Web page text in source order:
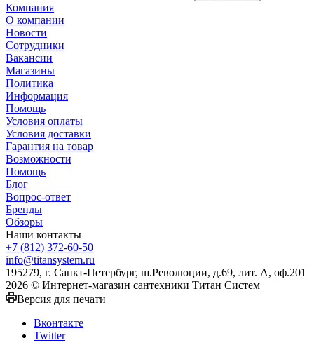
Компания
О компании
Новости
Сотрудники
Вакансии
Магазины
Политика
Информация
Помощь
Условия оплаты
Условия доставки
Гарантия на товар
Возможности
Помощь
Блог
Вопрос-ответ
Бренды
Обзоры
Наши контакты
+7 (812) 372-60-50
info@titansystem.ru
195279, г. Санкт-Петербург, ш.Революции, д.69, лит. А, оф.201
2026 © Интернет-магазин сантехники Титан Систем
Версия для печати
Вконтакте
Twitter